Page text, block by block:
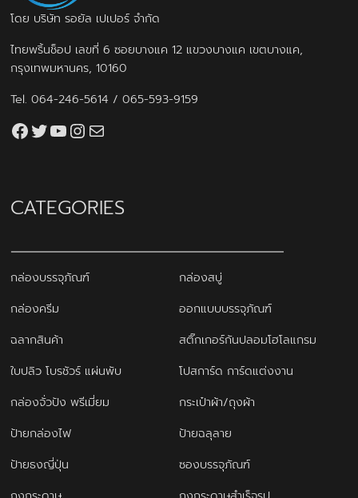
โดย บริษัท รอยัล เปเปอร์ จำกัด
ไทยพริ้นช็อป เลขที่ 6 ซอยบางแค 12 แขวงบางแค เขตบางแค,
กรุงเทพมหานคร, 10160
Tel.064-246-5614 /065-593-9159
Facebook
Twitter
YouTube
Instagram
thaiprintshop.aw@gmail.com
CATEGORIES
กล่องบรรจุภัณฑ์
กล่องสบู่
กล่องครีม
ออกแบบบรรจุภัณฑ์
ฉลากสินค้า
สติ๊กเกอร์กันปลอมโฮโลแกรม
ใบปลิว โบรชัวร์ แผ่นพับ
โปสการ์ด การ์ดแต่งงาน
กล่องจั่วปัง พรีเมี่ยม
กระเป๋าผ้า/ถุงผ้า
ป้ายกล่องไฟ
ป้ายฉลุลาย
ป้ายธงญี่ปุ่น
ซองบรรจุภัณฑ์